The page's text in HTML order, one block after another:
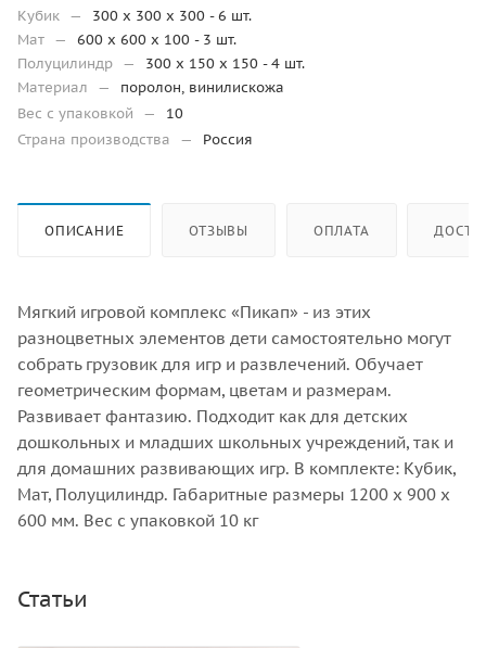
Кубик —
300 х 300 х 300 - 6 шт.
Мат —
600 х 600 х 100 - 3 шт.
Полуцилиндр —
300 х 150 х 150 - 4 шт.
Материал
—
поролон, винилискожа
Вес с упаковкой
—
10
Страна производства
— Россия
ОПИСАНИЕ ОТЗЫВЫ ОПЛАТА
Мягкий игровой комплекс «Пикап» - из этих
разноцветных элементов дети самостоятельно могут
собрать грузовик для игр и развлечений. Обучает
геометрическим формам, цветам и размерам.
Развивает фантазию. Подходит как для детских
дошкольных и младших школьных учреждений, так и
для домашних развивающих игр. В комплекте: Кубик,
Мат, Полуцилиндр. Габаритные размеры 1200 x 900 х
600 мм. Вес с упаковкой 10 кг
Статьи